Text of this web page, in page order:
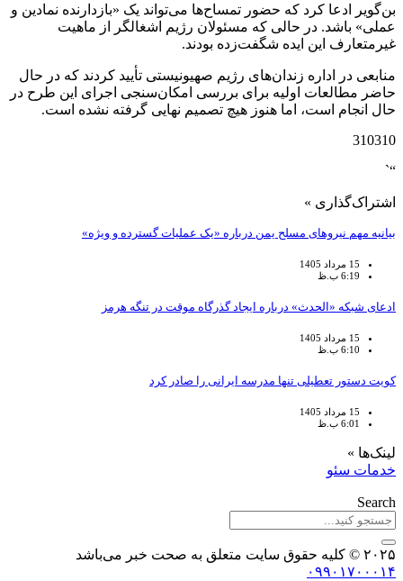
بن‌گویر ادعا کرد که حضور تمساح‌ها می‌تواند یک «بازدارنده نمادین و
عملی» باشد. در حالی که مسئولان رژیم اشغالگر از ماهیت
غیرمتعارف این ایده شگفت‌زده بودند.
منابعی در اداره زندان‌های رژیم صهیونیستی تأیید کردند که در حال
حاضر مطالعات اولیه برای بررسی امکان‌سنجی اجرای این طرح در
حال انجام است، اما هنوز هیچ تصمیم نهایی گرفته نشده است.
310310
“`
اشتراک‌گذاری »
بیانیه مهم نیروهای مسلح یمن درباره «یک عملیات گسترده و ویژه»
15 مرداد 1405
6:19 ب.ظ
ادعای شبکه «الحدث» درباره ایجاد گذرگاه موقت در تنگه هرمز
15 مرداد 1405
6:10 ب.ظ
کویت دستور تعطیلی تنها مدرسه ایرانی را صادر کرد
15 مرداد 1405
6:01 ب.ظ
لینک‌ها »
خدمات سئو
Search
۲۰۲۵ © کلیه حقوق سایت متعلق به صحت خبر می‌باشد
۰۹۹۰۱۷۰۰۰۱۴